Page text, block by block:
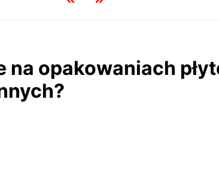
na opakowaniach